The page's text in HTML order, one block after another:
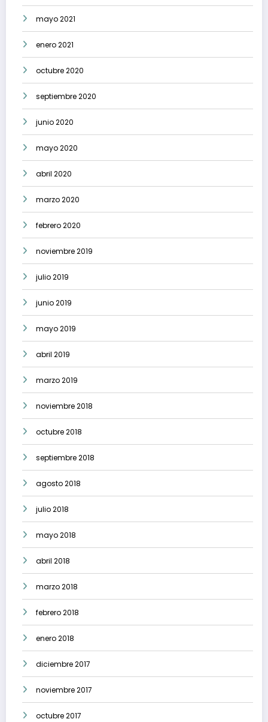
mayo 2021
enero 2021
octubre 2020
septiembre 2020
junio 2020
mayo 2020
abril 2020
marzo 2020
febrero 2020
noviembre 2019
julio 2019
junio 2019
mayo 2019
abril 2019
marzo 2019
noviembre 2018
octubre 2018
septiembre 2018
agosto 2018
julio 2018
mayo 2018
abril 2018
marzo 2018
febrero 2018
enero 2018
diciembre 2017
noviembre 2017
octubre 2017